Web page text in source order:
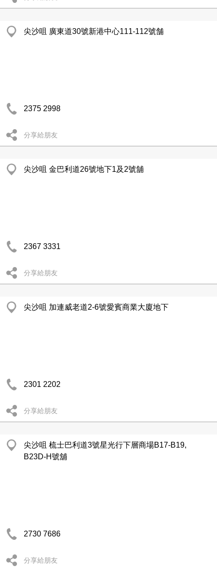
尖沙咀 廣東道30號新港中心111-112號舗
2375 2998
分享給朋友
尖沙咀 金巴利道26號地下1及2號舖
2367 3331
分享給朋友
尖沙咀 加連威老道2-6號愛賓商業大廈地下
2301 2202
分享給朋友
尖沙咀 梳士巴利道3號星光行下層商場B17-B19,
B23D-H號舖
2730 7686
分享給朋友